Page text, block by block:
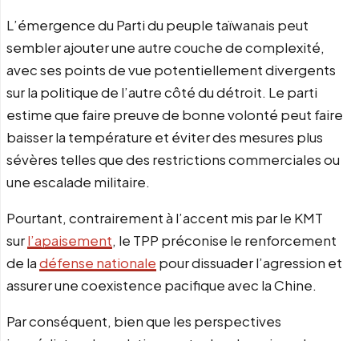
L’émergence du Parti du peuple taïwanais peut
sembler ajouter une autre couche de complexité,
avec ses points de vue potentiellement divergents
sur la politique de l’autre côté du détroit. Le parti
estime que faire preuve de bonne volonté peut faire
baisser la température et éviter des mesures plus
sévères telles que des restrictions commerciales ou
une escalade militaire.
Pourtant, contrairement à l’accent mis par le KMT
surl’apaisement, le TPP préconise le renforcement
de ladéfense nationale pour dissuader l’agression et
assurer une coexistence pacifique avec la Chine.
Par conséquent, bien que les perspectives